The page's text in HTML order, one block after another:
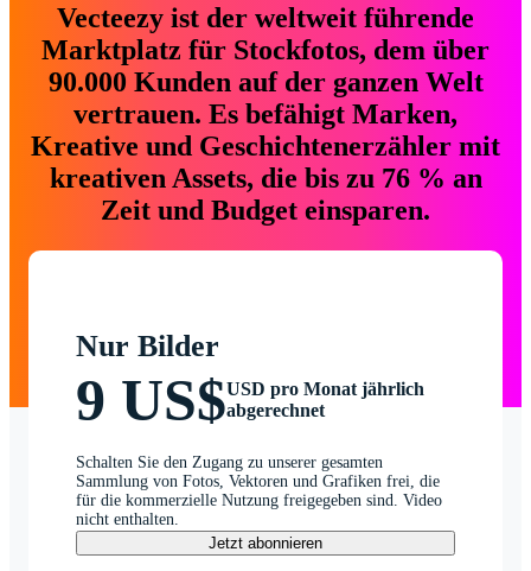
Vecteezy ist der weltweit führende
Marktplatz für Stockfotos, dem über
90.000 Kunden auf der ganzen Welt
vertrauen. Es befähigt Marken,
Kreative und Geschichtenerzähler mit
kreativen Assets, die bis zu 76 % an
Zeit und Budget einsparen.
Nur Bilder
9 US$USD pro Monat jährlich
abgerechnet
Schalten Sie den Zugang zu unserer gesamten
Sammlung von Fotos, Vektoren und Grafiken frei, die
für die kommerzielle Nutzung freigegeben sind. Video
nicht enthalten.
Jetzt abonnieren